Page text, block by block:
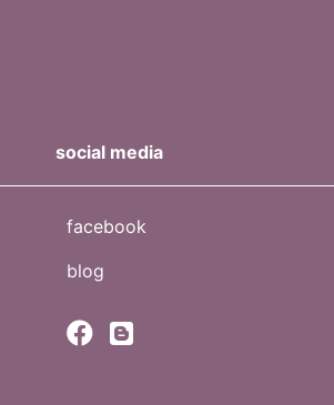
social media
facebook
blog